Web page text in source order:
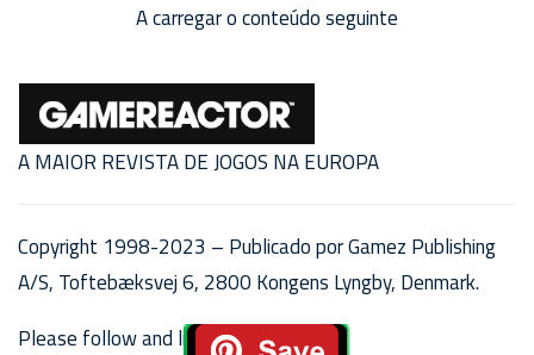
A carregar o conteúdo seguinte
A MAIOR REVISTA DE JOGOS NA EUROPA
Copyright 1998-2023 – Publicado por Gamez Publishing
A/S, Toftebæksvej 6, 2800 Kongens Lyngby, Denmark.
Please follow and like us: